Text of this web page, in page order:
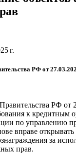
г.
РФ от
Правительства РФ от
к кредитным
по управлению
вправе
за
прав.